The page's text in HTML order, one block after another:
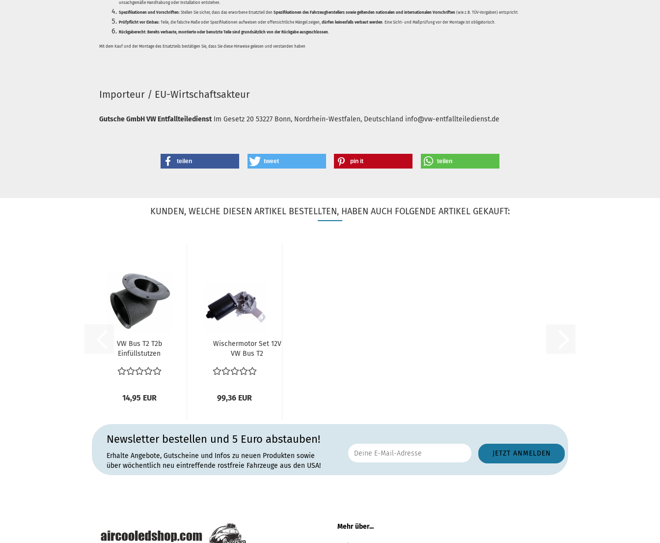
unsachgemäße Handhabung oder Installation entstehen.
Spezifikationen und Vorschriften: Stellen Sie sicher, dass das erworbene Ersatzteil den Spezifikationen des Fahrzeugherstellers sowie geltenden nationalen und internationalen Vorschriften (wie z.B. TÜV-Vorgaben) entspricht.
Prüfpflicht vor Einbau: Teile, die falsche Maße oder Spezifikationen aufweisen oder offensichtliche Mängel zeigen, dürfen keinesfalls verbaut werden. Eine Sicht- und Maßprüfung vor der Montage ist obligatorisch.
Rückgaberecht: Bereits verbaute, montierte oder benutzte Teile sind grundsätzlich von der Rückgabe ausgeschlossen.
Mit dem Kauf und der Montage des Ersatzteils bestätigen Sie, dass Sie diese Hinweise gelesen und verstanden haben
Importeur / EU-Wirtschaftsakteur
Gutsche GmbH VW Entfallteiledienst Im Gesetz 20 53227 Bonn, Nordrhein-Westfalen, Deutschland info@vw-entfallteiledienst.de
teilen tweet pin it teilen
KUNDEN, WELCHE DIESEN ARTIKEL BESTELLTEN, HABEN AUCH FOLGENDE ARTIKEL GEKAUFT:
VW Bus T2 T2b
Einfüllstutzen
08.73-05.79...
14,95 EUR
Wischermotor Set 12V
VW Bus T2
99,36 EUR
Newsletter bestellen und 5 Euro abstauben!
Erhalte Angebote, Gutscheine und Infos zu neuen Produkten sowie
über wöchentlich neu eintreffende rostfreie Fahrzeuge aus den USA!
Mehr über...